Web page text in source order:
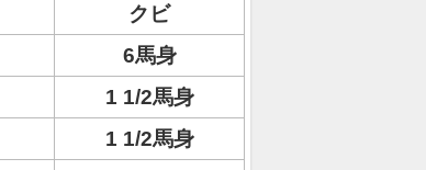
クビ
6馬身
1 1/2馬身
1 1/2馬身